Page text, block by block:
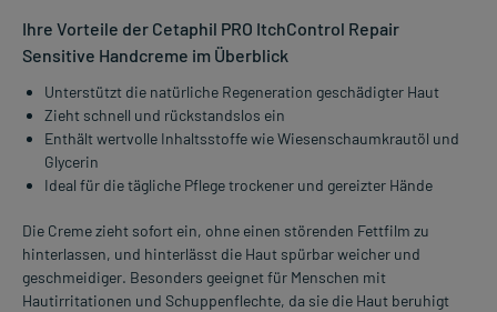
Ihre Vorteile der Cetaphil PRO ItchControl Repair
Sensitive Handcreme im Überblick
Unterstützt die natürliche Regeneration geschädigter Haut
Zieht schnell und rückstandslos ein
Enthält wertvolle Inhaltsstoffe wie Wiesenschaumkrautöl und
Glycerin
Ideal für die tägliche Pflege trockener und gereizter Hände
Die Creme zieht sofort ein, ohne einen störenden Fettfilm zu
hinterlassen, und hinterlässt die Haut spürbar weicher und
geschmeidiger. Besonders geeignet für Menschen mit
Hautirritationen und Schuppenflechte, da sie die Haut beruhigt